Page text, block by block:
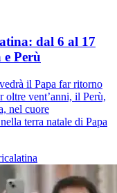
dal 6 al 17
Perù
il Papa far ritorno
oltre vent’anni, il Perù,
nel cuore
terra natale di Papa